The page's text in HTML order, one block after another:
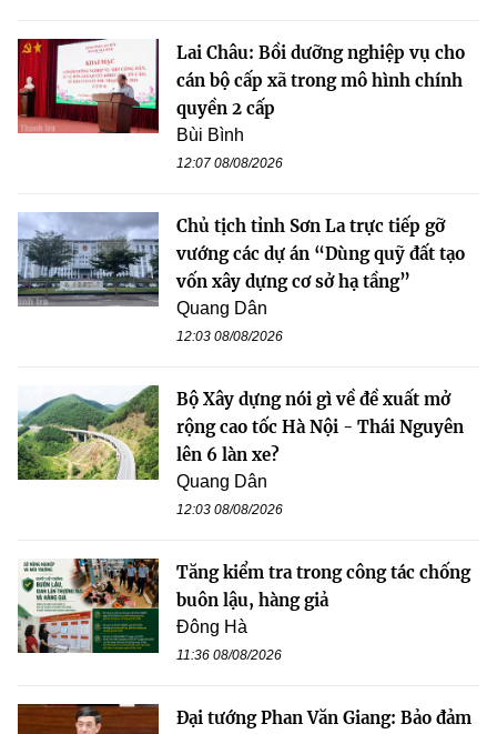
Lai Châu: Bồi dưỡng nghiệp vụ cho
cán bộ cấp xã trong mô hình chính
quyền 2 cấp
Bùi Bình
12:07 08/08/2026
Chủ tịch tỉnh Sơn La trực tiếp gỡ
vướng các dự án “Dùng quỹ đất tạo
vốn xây dựng cơ sở hạ tầng”
Quang Dân
12:03 08/08/2026
Bộ Xây dựng nói gì về đề xuất mở
rộng cao tốc Hà Nội - Thái Nguyên
lên 6 làn xe?
Quang Dân
12:03 08/08/2026
Tăng kiểm tra trong công tác chống
buôn lậu, hàng giả
Đông Hà
11:36 08/08/2026
Đại tướng Phan Văn Giang: Bảo đảm